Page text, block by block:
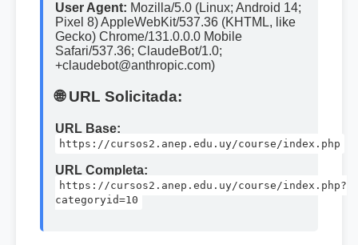
User Agent: Mozilla/5.0 (Linux; Android 14;
Pixel 8) AppleWebKit/537.36 (KHTML, like
Gecko) Chrome/131.0.0.0 Mobile
Safari/537.36; ClaudeBot/1.0;
+claudebot@anthropic.com)
🌐 URL Solicitada:
URL Base:
https://cursos2.anep.edu.uy/course/index.php
URL Completa:
https://cursos2.anep.edu.uy/course/index.php?
categoryid=10